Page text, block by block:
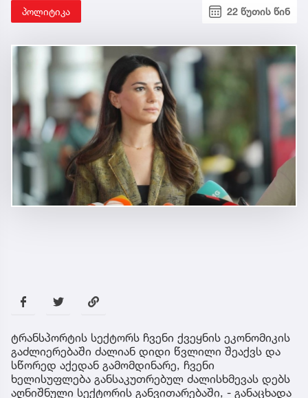
პოლიტიკა 22 წუთის წინ
ტრანსპორტის სექტორს ჩვენი ქვეყნის ეკონომიკის
გაძლიერებაში ძალიან დიდი წვლილი შეაქვს და
სწორედ აქედან გამომდინარე, ჩვენი
ხელისუფლება განსაკუთრებულ ძალისხმევას დებს
აღნიშნული სექტორის განვითარებაში, - განაცხადა